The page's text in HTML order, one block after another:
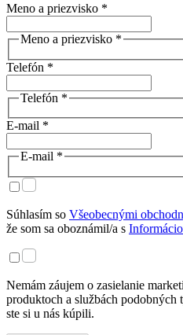
Meno a priezvisko *
Meno a priezvisko *
Telefón *
Telefón *
E-mail *
E-mail *
Súhlasím so Všeobecnými
že som sa oboznámil/a s
Nemám záujem o zasielanie
produktoch a službách podobných
ste si u nás kúpili.